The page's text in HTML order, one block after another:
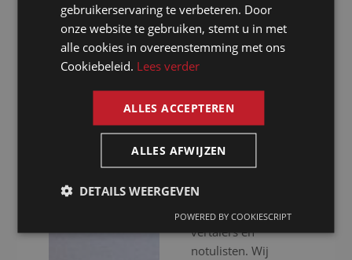
Doe beroep op
een erkende
notulist in
Monaco
Presence is al meer
dan 20 jaar uw
voor het inschakelen
van professionele
vertalers en
notulisten. Wij
FRENCH
gebruikerservaring te verbeteren. Door
onze website te gebruiken, stemt u in met
alle cookies in overeenstemming met ons
Cookiebeleid. Lees verder
ALLES ACCEPTEREN
ALLES AFWIJZEN
DETAILS WEERGEVEN
POWERED BY COOKIESCRIPT